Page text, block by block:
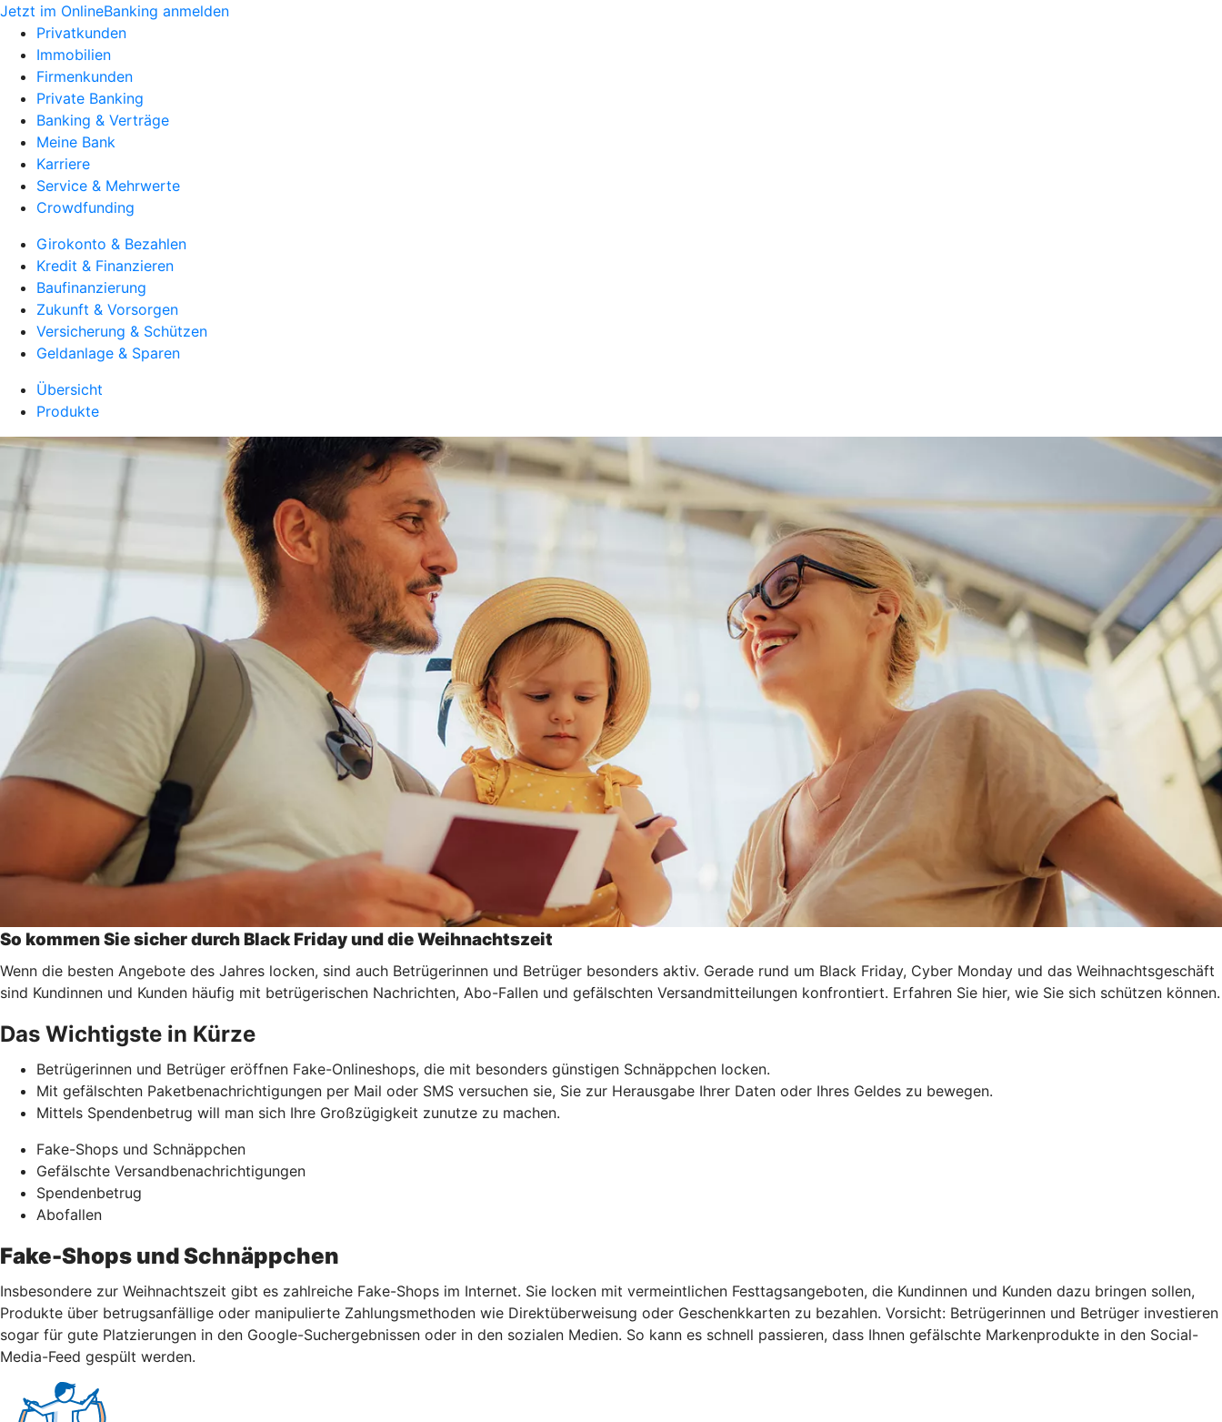
Jetzt im OnlineBanking anmelden
Privatkunden
Immobilien
Firmenkunden
Private Banking
Banking & Verträge
Meine Bank
Karriere
Service & Mehrwerte
Crowdfunding
Girokonto & Bezahlen
Kredit & Finanzieren
Baufinanzierung
Zukunft & Vorsorgen
Versicherung & Schützen
Geldanlage & Sparen
Übersicht
Produkte
So kommen Sie sicher durch Black Friday und die Weihnachtszeit
Wenn die besten Angebote des Jahres locken, sind auch Betrügerinnen und Betrüger besonders aktiv. Gerade rund um Black Friday, Cyber Monday und das Weihnachtsgeschäft
sind Kundinnen und Kunden häufig mit betrügerischen Nachrichten, Abo-Fallen und gefälschten Versandmitteilungen konfrontiert. Erfahren Sie hier, wie Sie sich schützen können.
Das Wichtigste in Kürze
Betrügerinnen und Betrüger eröffnen Fake-Onlineshops, die mit besonders günstigen Schnäppchen locken.
Mit gefälschten Paketbenachrichtigungen per Mail oder SMS versuchen sie, Sie zur Herausgabe Ihrer Daten oder Ihres Geldes zu bewegen.
Mittels Spendenbetrug will man sich Ihre Großzügigkeit zunutze zu machen.
Fake-Shops und Schnäppchen
Gefälschte Versandbenachrichtigungen
Spendenbetrug
Abofallen
Fake-Shops und Schnäppchen
Insbesondere zur Weihnachtszeit gibt es zahlreiche Fake-Shops im Internet. Sie locken mit vermeintlichen Festtagsangeboten, die Kundinnen und Kunden dazu bringen sollen,
Produkte über betrugsanfällige oder manipulierte Zahlungsmethoden wie Direktüberweisung oder Geschenkkarten zu bezahlen. Vorsicht: Betrügerinnen und Betrüger investieren
sogar für gute Platzierungen in den Google-Suchergebnissen oder in den sozialen Medien. So kann es schnell passieren, dass Ihnen gefälschte Markenprodukte in den Social-
Media-Feed gespült werden.